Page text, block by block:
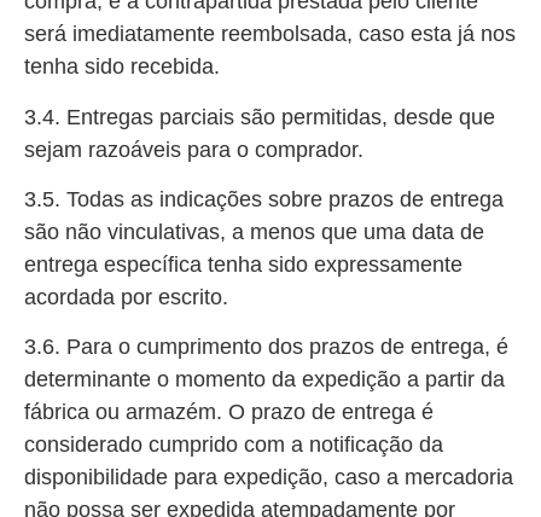
será imediatamente reembolsada, caso esta já nos
tenha sido recebida.
3.4. Entregas parciais são permitidas, desde que
sejam razoáveis para o comprador.
3.5. Todas as indicações sobre prazos de entrega
são não vinculativas, a menos que uma data de
entrega específica tenha sido expressamente
acordada por escrito.
3.6. Para o cumprimento dos prazos de entrega, é
determinante o momento da expedição a partir da
fábrica ou armazém. O prazo de entrega é
considerado cumprido com a notificação da
disponibilidade para expedição, caso a mercadoria
não possa ser expedida atempadamente por